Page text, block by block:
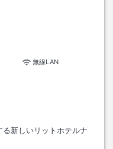
無線LAN
新しいリットホテルナ